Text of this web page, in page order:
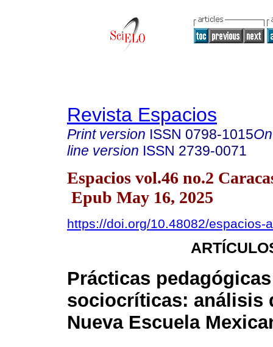
Revista Espacios
Print version ISSN 0798-1015
line version ISSN 2739-0071
Espacios vol.46 no.2
Epub May 16, 2025
https://doi.org/10.48082/espacios-
Prácticas pedagógicas
sociocríticas: análisis
Nueva Escuela